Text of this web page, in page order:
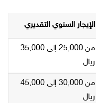
الإيجار السنوي التقديري
من 25,000 إلى 35,000
ريال
من 30,000 إلى 45,000
ريال